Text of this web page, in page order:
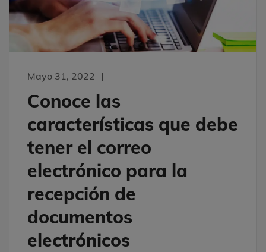
Mayo 31, 2022
Conoce las
características que debe
tener el correo
electrónico para la
recepción de
documentos
electrónicos